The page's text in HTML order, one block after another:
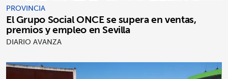
PROVINCIA
El Grupo Social ONCE se supera en ventas,
premios y empleo en Sevilla
DIARIO AVANZA